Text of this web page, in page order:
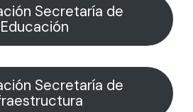
Secretaría de
Educación
Secretaría de